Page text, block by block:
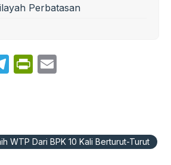
Perbatasan
T
a
P
ie
WTP Dari BPK 10 Kali Berturut-Turut